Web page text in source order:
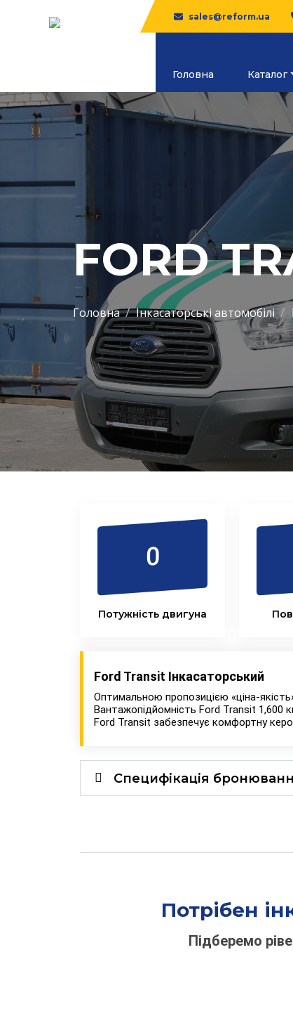
sales@reform.ua
Головна Каталог
FORD
Головна Інкасаторські автомобілі
Потужність двигуна
0
Ford Transit Інкасаторський
Оптимальною пропозицією «ціна-
Вантажопідйомність Ford Transit 1,600
Ford Transit забезпечує комфортну
Специфікація
Потрібен
Підберемо